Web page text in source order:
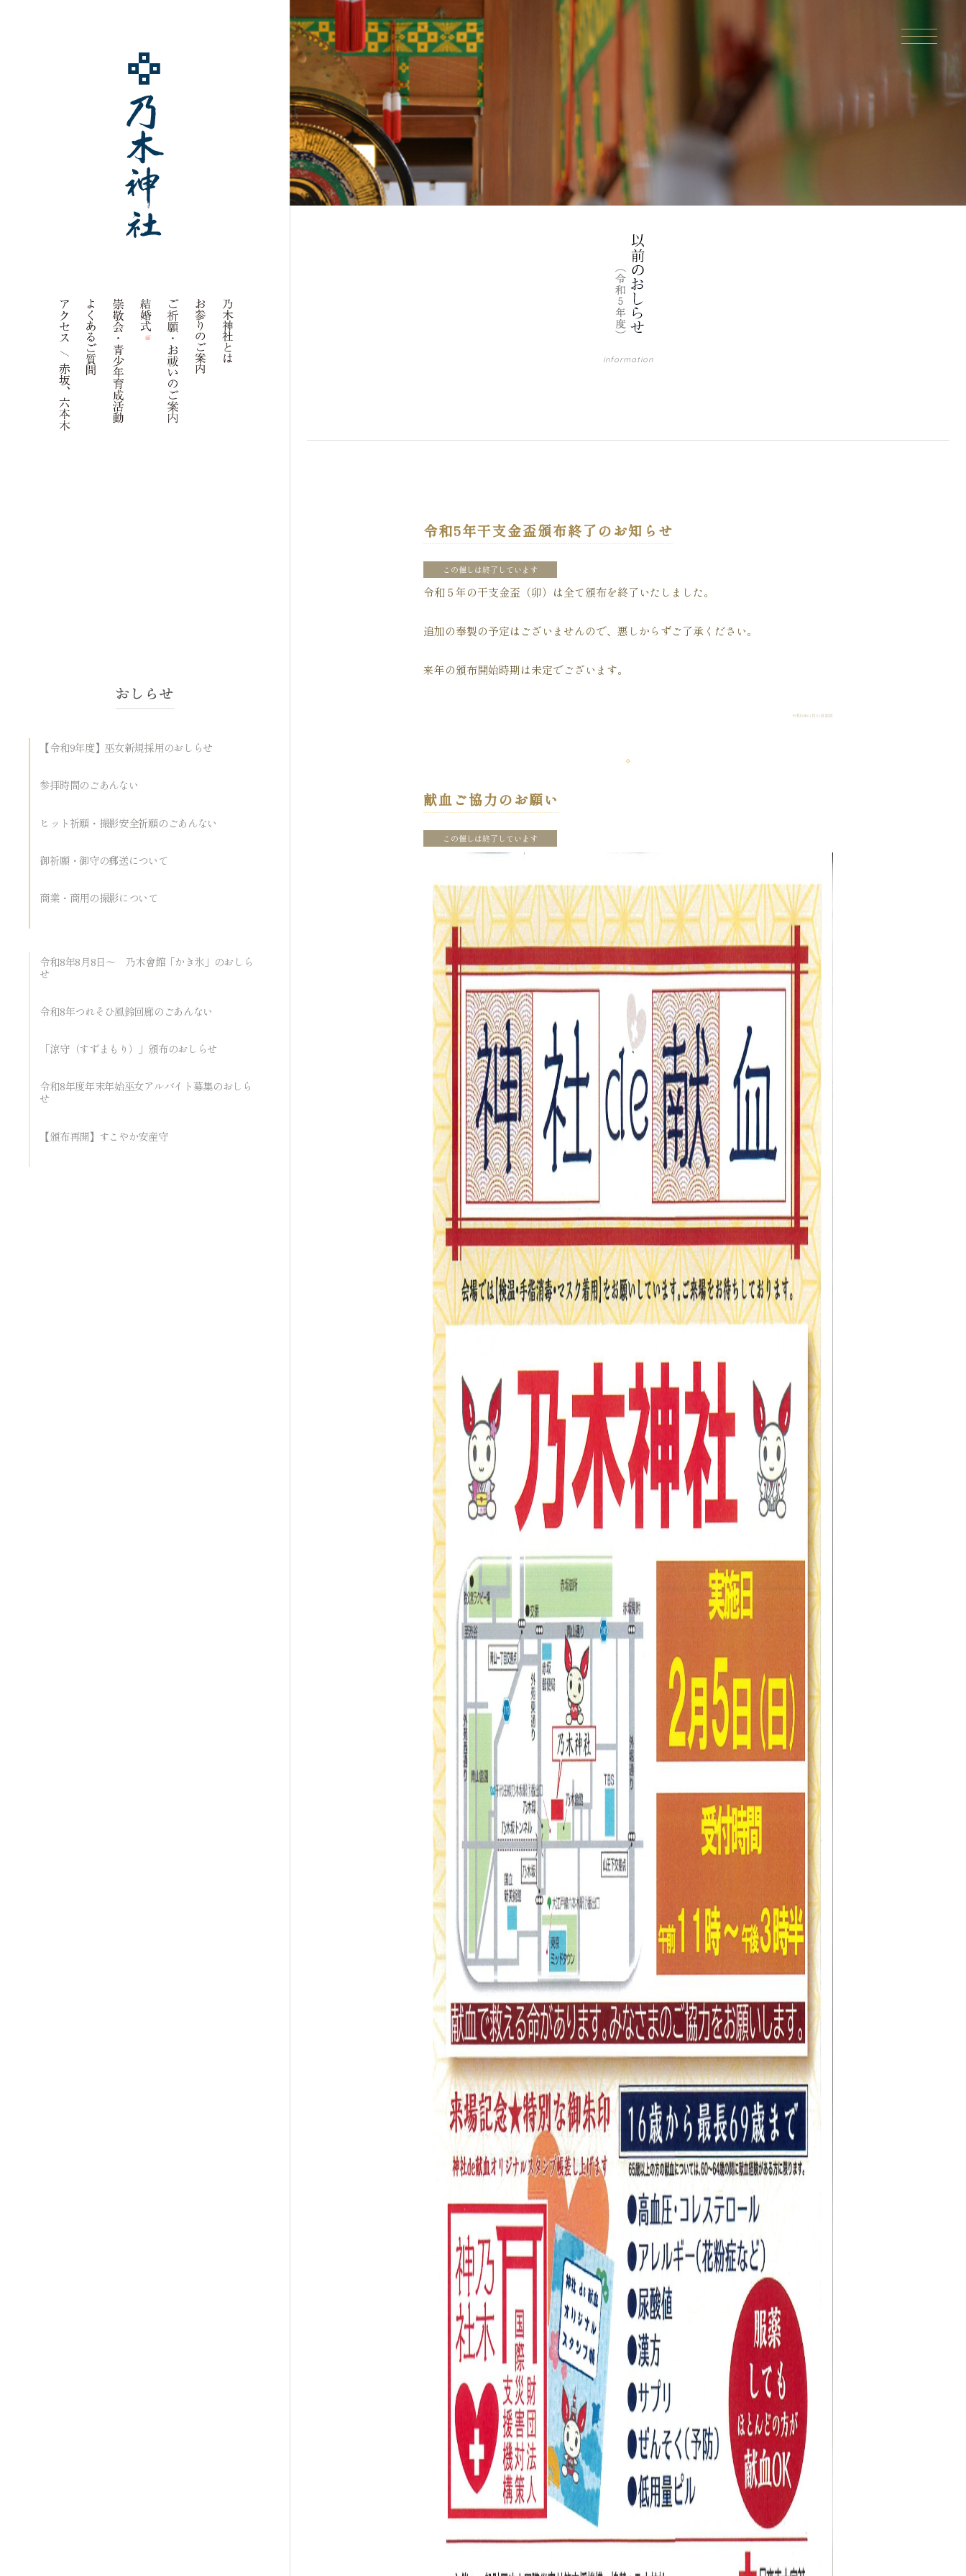
information
令和5年干支金盃頒布終了のお知らせ
この催しは終了しています
令和５年の干支金盃（卯）は全て頒布を終了いたしました。
追加の奉製の予定はございませんので、悪しからずご了承ください。
来年の頒布開始時期は未定でございます。
令和5年01月03日更新
献血ご協力のお願い
この催しは終了しています
【令和9年度】巫女新規採用のおしらせ
参拝時間のごあんない
ヒット祈願・撮影安全祈願のごあんない
御祈願・御守の郵送について
商業・商用の撮影について
令和8年8月8日～ 乃木會館「かき氷」のおしら
せ
令和8年つれそひ風鈴回廊のごあんない
「涼守（すずまもり）」頒布のおしらせ
令和8年度年末年始巫女アルバイト募集のおしら
せ
【頒布再開】すこやか安産守